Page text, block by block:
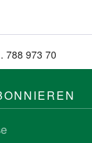
788 973 70⁠